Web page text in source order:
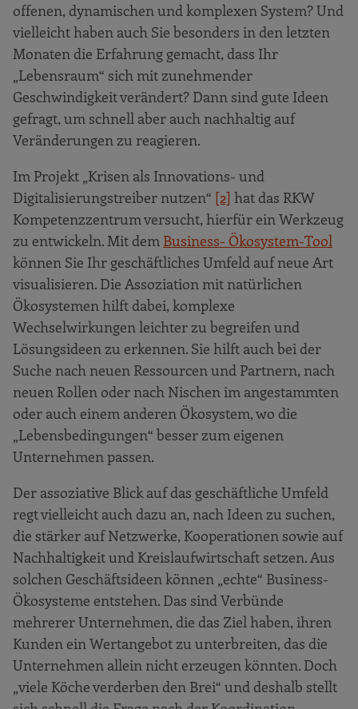
offenen, dynamischen und komplexen System? Und
vielleicht haben auch Sie besonders in den letzten
Monaten die Erfahrung gemacht, dass Ihr
„Lebensraum“ sich mit zunehmender
Geschwindigkeit verändert? Dann sind gute Ideen
gefragt, um schnell aber auch nachhaltig auf
Veränderungen zu reagieren.
Im Projekt „Krisen als Innovations- und
Digitalisierungstreiber nutzen“ [2] hat das RKW
Kompetenzzentrum versucht, hierfür ein Werkzeug
zu entwickeln. Mit dem Business- Ökosystem-Tool
können Sie Ihr geschäftliches Umfeld auf neue Art
visualisieren. Die Assoziation mit natürlichen
Ökosystemen hilft dabei, komplexe
Wechselwirkungen leichter zu begreifen und
Lösungsideen zu erkennen. Sie hilft auch bei der
Suche nach neuen Ressourcen und Partnern, nach
neuen Rollen oder nach Nischen im angestammten
oder auch einem anderen Ökosystem, wo die
„Lebensbedingungen“ besser zum eigenen
Unternehmen passen.
Der assoziative Blick auf das geschäftliche Umfeld
regt vielleicht auch dazu an, nach Ideen zu suchen,
die stärker auf Netzwerke, Kooperationen sowie auf
Nachhaltigkeit und Kreislaufwirtschaft setzen. Aus
solchen Geschäftsideen können „echte“ Business-
Ökosysteme entstehen. Das sind Verbünde
mehrerer Unternehmen, die das Ziel haben, ihren
Kunden ein Wertangebot zu unterbreiten, das die
Unternehmen allein nicht erzeugen könnten. Doch
„viele Köche verderben den Brei“ und deshalb stellt